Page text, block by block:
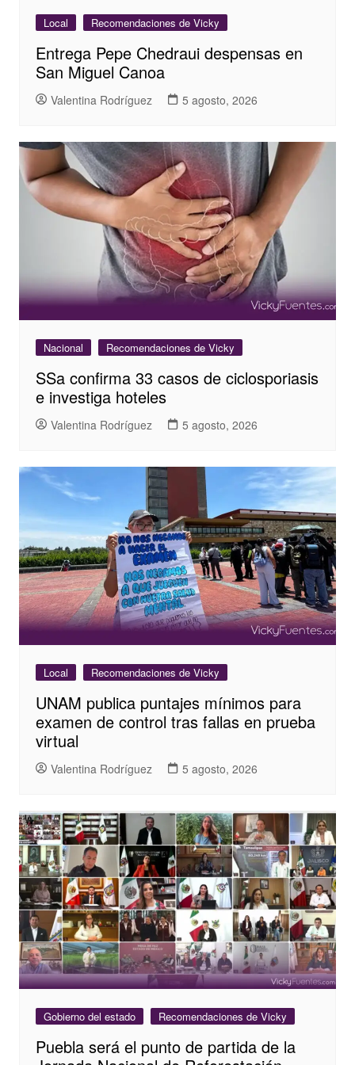
Local Recomendaciones de Vicky
Entrega Pepe Chedraui despensas en
San Miguel Canoa
Valentina Rodríguez 5 agosto, 2026
Nacional Recomendaciones de Vicky
SSa confirma 33 casos de ciclosporiasis
e investiga hoteles
Valentina Rodríguez 5 agosto, 2026
Local Recomendaciones de Vicky
UNAM publica puntajes mínimos para
examen de control tras fallas en prueba
virtual
Valentina Rodríguez 5 agosto, 2026
Gobierno del estado Recomendaciones de Vicky
Puebla será el punto de partida de la